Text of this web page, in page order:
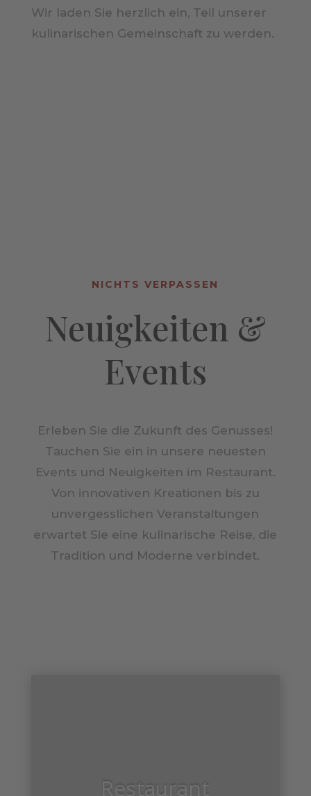
Wir laden Sie herzlich ein, Teil unserer
kulinarischen Gemeinschaft zu werden.
NICHTS VERPASSEN
Neuigkeiten &
Events
Erleben Sie die Zukunft des Genusses!
Tauchen Sie ein in unsere neuesten
Events und Neuigkeiten im Restaurant.
Von innovativen Kreationen bis zu
unvergesslichen Veranstaltungen
erwartet Sie eine kulinarische Reise, die
Tradition und Moderne verbindet.
Restaurant